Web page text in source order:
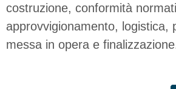
costruzione, conformità
approvvigionamento, logistica,
messa in opera e